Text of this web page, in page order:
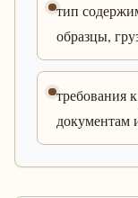
тип
образцы,
требования
документам